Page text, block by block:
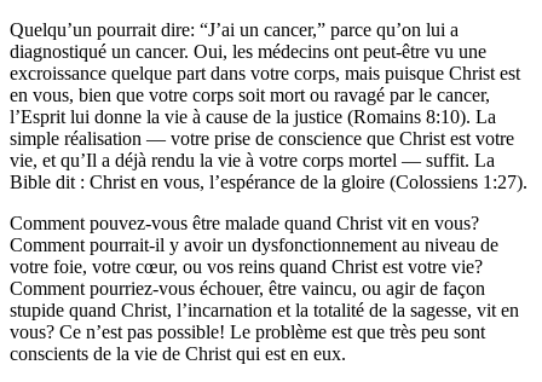
Quelqu’un pourrait dire: “J’ai un cancer,” parce qu’on lui a
diagnostiqué un cancer. Oui, les médecins ont peut-être vu une
excroissance quelque part dans votre corps, mais puisque Christ est
en vous, bien que votre corps soit mort ou ravagé par le cancer,
l’Esprit lui donne la vie à cause de la justice (Romains 8:10). La
simple réalisation — votre prise de conscience que Christ est votre
vie, et qu’Il a déjà rendu la vie à votre corps mortel — suffit. La
Bible dit : Christ en vous, l’espérance de la gloire (Colossiens 1:27).
Comment pouvez-vous être malade quand Christ vit en vous?
Comment pourrait-il y avoir un dysfonctionnement au niveau de
votre foie, votre cœur, ou vos reins quand Christ est votre vie?
Comment pourriez-vous échouer, être vaincu, ou agir de façon
stupide quand Christ, l’incarnation et la totalité de la sagesse, vit en
vous? Ce n’est pas possible! Le problème est que très peu sont
conscients de la vie de Christ qui est en eux.